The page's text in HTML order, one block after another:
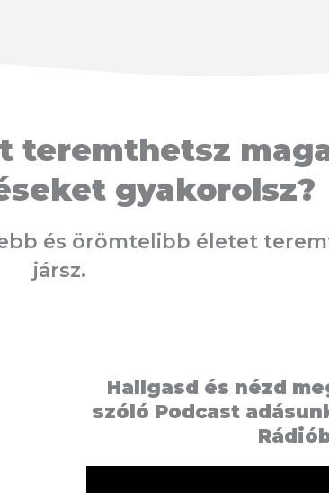
teremthetsz
gyakorolsz?
és örömtelibb életet
jársz.
Hallgasd és nézd
szóló Podcast